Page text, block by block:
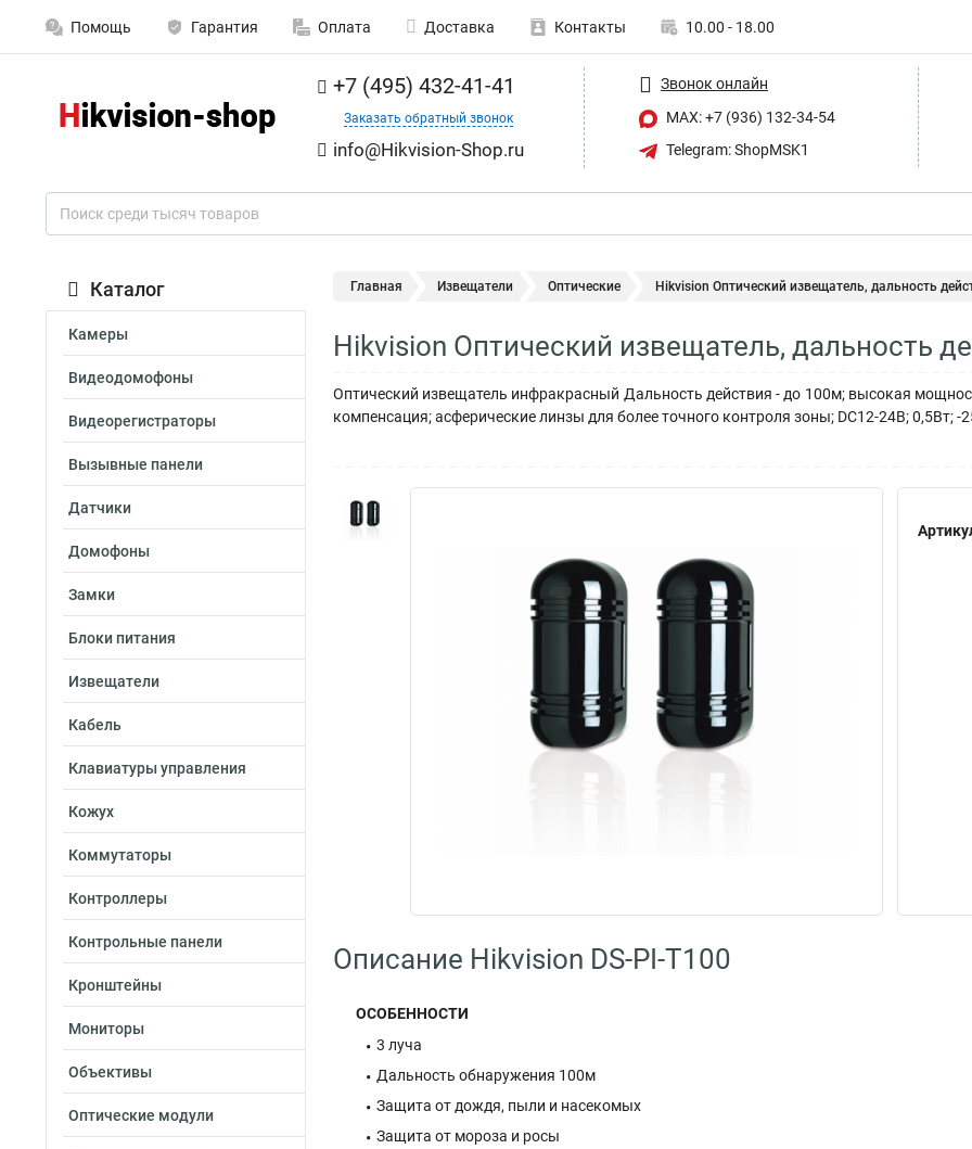
Помощь Гарантия Оплата Доставка Контакты 10.00 - 18.00
+7 (495) 432-41-41
Заказать обратный звонок
info@Hikvision-Shop.ru
Звонок онлайн
MAX: +7 (936) 132-34-54
Telegram: ShopMSK1
Каталог
Камеры
Видеодомофоны
Видеорегистраторы
Вызывные панели
Датчики
Домофоны
Замки
Блоки питания
Извещатели
Кабель
Клавиатуры управления
Кожух
Коммутаторы
Контроллеры
Контрольные панели
Кронштейны
Мониторы
Объективы
Оптические модули
Главная Извещатели Оптические Hikvision Оптический извещатель, дальность
Hikvision Оптический извещатель, дальность
Оптический извещатель инфракрасный Дальность действия - до 100м; высокая
компенсация; асферические линзы для более точного контроля зоны; DC12-24В; 0,5Вт; -
Описание Hikvision DS-PI-T100
ОСОБЕННОСТИ
3 луча
Дальность обнаружения 100м
Защита от дождя, пыли и насекомых
Защита от мороза и росы